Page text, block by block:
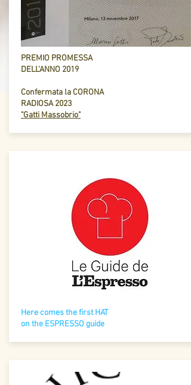
PREMIO PROMESSA
DELL'ANNO 2019
Confermata la CORONA
RADIOSA 2023
"Gatti Massobrio"
Here comes the first HAT
on the ESPRESSO guide